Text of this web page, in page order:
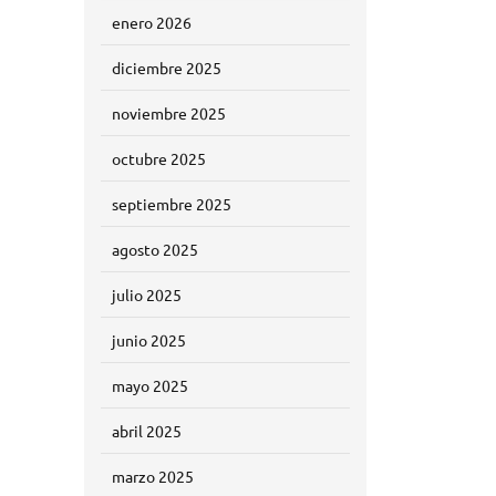
enero 2026
diciembre 2025
noviembre 2025
octubre 2025
septiembre 2025
agosto 2025
julio 2025
junio 2025
mayo 2025
abril 2025
marzo 2025